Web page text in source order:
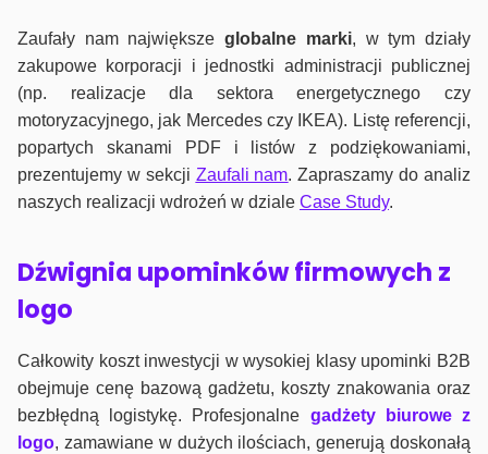
Zaufały nam największeglobalne marki, w tym działy
zakupowe korporacji i jednostki administracji publicznej
(np. realizacje dla sektora energetycznego czy
motoryzacyjnego, jak Mercedes czy IKEA). Listę referencji,
popartych skanami PDF i listów z podziękowaniami,
prezentujemy w sekcji Zaufali nam. Zapraszamy do analiz
naszych realizacji wdrożeń w dziale Case Study.
Dźwignia upominków firmowych z
logo
Całkowity koszt inwestycji w wysokiej klasy upominki B2B
obejmuje cenę bazową gadżetu, koszty znakowania oraz
bezbłędną logistykę. Profesjonalne gadżety biurowe z
logo, zamawiane w dużych ilościach, generują doskonałą